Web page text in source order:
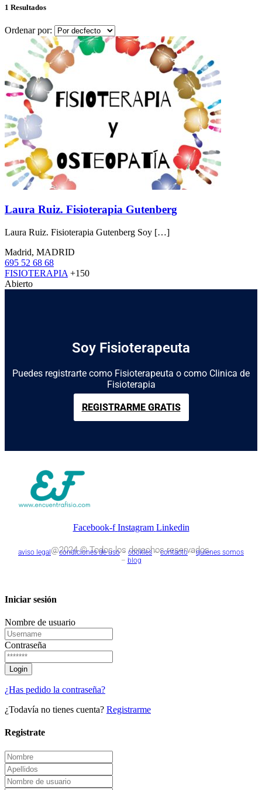
1 Resultados
Ordenar por:
Laura Ruiz. Fisioterapia Gutenberg
Laura Ruiz. Fisioterapia Gutenberg Soy […]
Madrid, MADRID
695 52 68 68
FISIOTERAPIA +150
Abierto
Soy Fisioterapeuta
Puedes registrarte como Fisioterapeuta o como Clinica de
Fisioterapia
REGISTRARME GRATIS
Facebook-f Instagram Linkedin
@2024 © Todos los derechos reservados.
aviso legal–condiciones de uso– cookies –contacto–quienes somos
– blog
Iniciar sesión
Nombre de usuario
Contraseña
¿Has pedido la contraseña?
¿Todavía no tienes cuenta? Registrarme
Registrate